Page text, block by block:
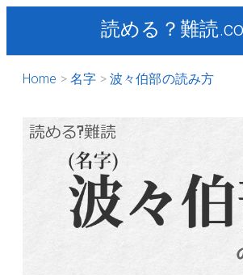
読める？難読
Home 名字 波々伯部の読み方